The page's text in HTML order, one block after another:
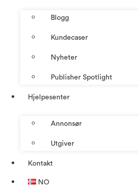
Blogg
Kundecaser
Nyheter
Publisher Spotlight
Hjelpesenter
Annonsør
Utgiver
Kontakt
NO